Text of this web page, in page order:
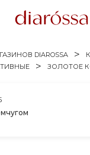
DIAROSSA
ЗОЛОТОЕ